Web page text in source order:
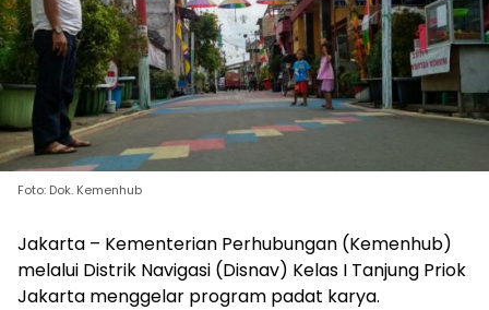
Foto: Dok. Kemenhub
Jakarta – Kementerian Perhubungan (Kemenhub)
melalui Distrik Navigasi (Disnav) Kelas I Tanjung Priok
Jakarta menggelar program padat karya.